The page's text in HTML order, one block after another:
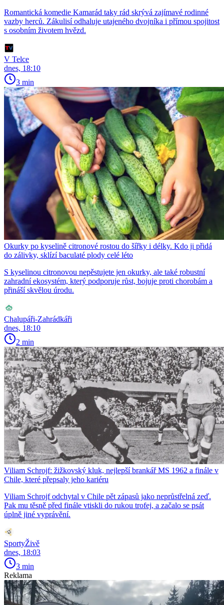
Romantická komedie Kamarád taky rád skrývá zajímavé rodinné
vazby herců. Zákulisí odhaluje utajeného dvojníka i přímou spojitost
s osobním životem hvězd.
V Telce
dnes, 18:10
3 min
Okurky po kyselině citronové rostou do šířky i délky. Kdo ji přidá
do zálivky, sklízí baculaté plody celé léto
S kyselinou citronovou nepěstujete jen okurky, ale také robustní
zahradní ekosystém, který podporuje růst, bojuje proti chorobám a
přináší skvělou úrodu.
Chalupáři-Zahrádkáři
dnes, 18:10
2 min
Viliam Schrojf: žižkovský kluk, nejlepší brankář MS 1962 a finále v
Chile, které přepsaly jeho kariéru
Viliam Schrojf odchytal v Chile pět zápasů jako neprůstřelná zeď.
Pak mu těsně před finále vtiskli do rukou trofej, a začalo se psát
úplně jiné vyprávění.
SportyŽivě
dnes, 18:03
3 min
Reklama